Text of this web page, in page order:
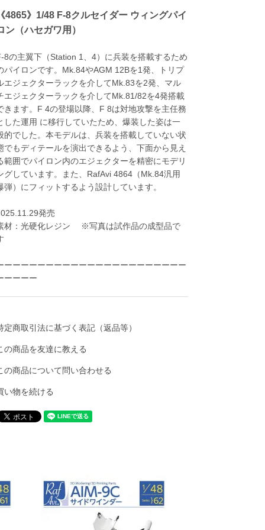
4865》1/48 F-8クルセイダー ウィングパイ
ン（ハセガワ用）
8の主翼下（Station 1、4）に兵装を搭載するため
パイロンです。Mk.84やAGM 12Bを1発、トリプ
エジェクターラックを介してMk.83を2発、マル
エジェクターラックを介してMk.81/82を4発搭載
きます。F 4の登場以降、F 8は対地攻撃を主任務
した運用 に移行していたため、爆装した姿は一
的でした。本モデルは、兵装を搭載していない状
でもディテールを演出できるよう、下面から見え
範囲でパイロン内のエジェクターを精密にモデリ
グしています。また、RafAvi 4864（Mk.84汎用
弾）にフィットするよう設計しています。
発売
材：光硬化レジン ※写真は試作品の成型品で
ーーーーーーーーーーーーーーーーーーーーーー
ーーーー
定商取引法に基づく表記（返品等）
の商品を友達に教える
の商品について問い合わせる
い物を続ける